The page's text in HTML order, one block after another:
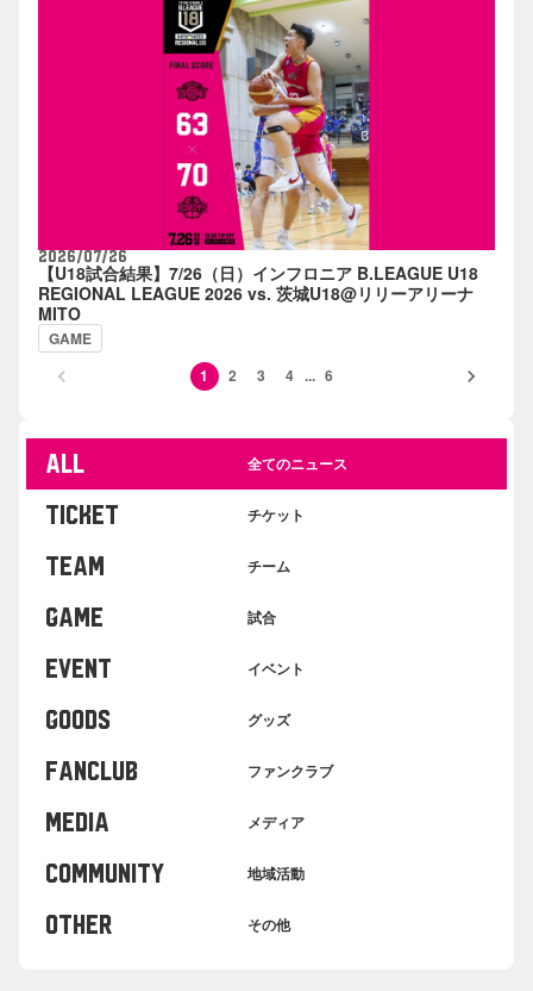
2026/07/26
【U18試合結果】7/26（日）インフロニア B.LEAGUE U18
REGIONAL LEAGUE 2026 vs. 茨城U18@リリーアリーナ
MITO
GAME
keyboard_arrow_left 1 2 3 4 ... 6 keyboard_arrow_right
ALL 全てのニュース
TICKET チケット
TEAM チーム
GAME 試合
EVENT イベント
GOODS グッズ
FANCLUB ファンクラブ
MEDIA メディア
COMMUNITY 地域活動
OTHER その他